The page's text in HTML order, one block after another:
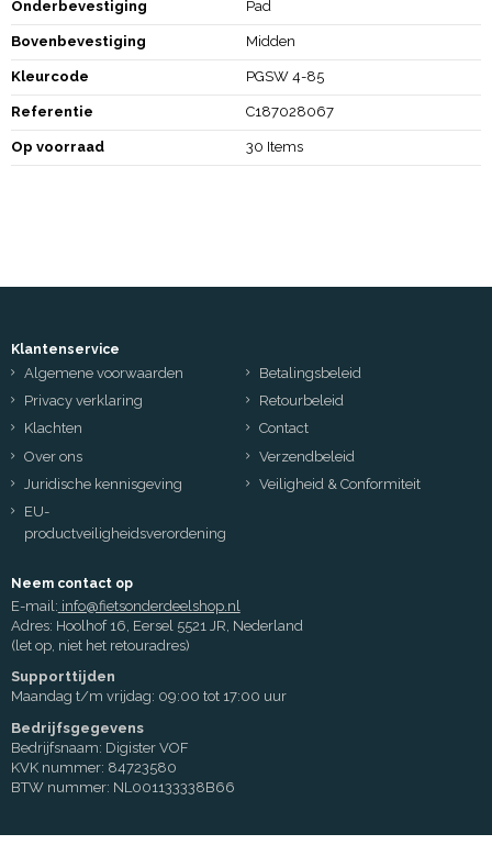
Onderbevestiging Pad
Bovenbevestiging Midden
Kleurcode PGSW 4-85
Referentie C187028067
Op voorraad 30 Items
Klantenservice
Algemene voorwaarden
Betalingsbeleid
Privacy verklaring
Retourbeleid
Klachten
Contact
Over ons
Verzendbeleid
Juridische kennisgeving
Veiligheid & Conformiteit
EU-
productveiligheidsverordening
Neem contact op
E-mail: info@fietsonderdeelshop.nl
Adres: Hoolhof 16, Eersel 5521 JR, Nederland
(let op, niet het retouradres)
Supporttijden
Maandag t/m vrijdag: 09:00 tot 17:00 uur
Bedrijfsgegevens
Bedrijfsnaam: Digister VOF
KVK nummer: 84723580
BTW nummer: NL001133338B66